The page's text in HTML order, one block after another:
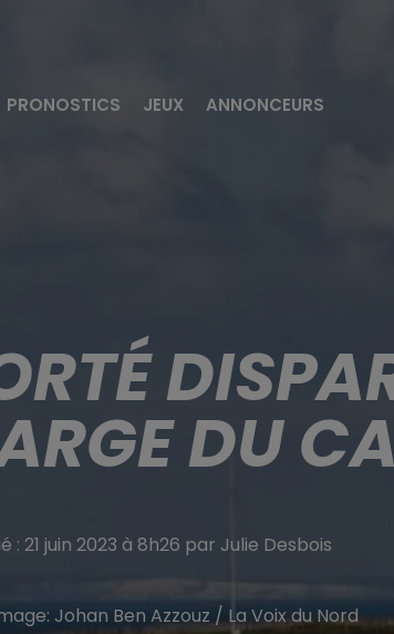
PRONOSTICS JEUX ANNONCEURS
DU
: 21 juin 2023 à 8h26 par Julie Desbois
Johan Ben Azzouz / La Voix du Nord